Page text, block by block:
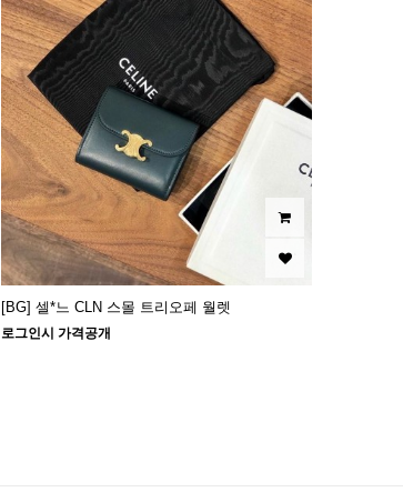
[BG] 셀*느 CLN 스몰 트리오페 월렛
로그인시 가격공개